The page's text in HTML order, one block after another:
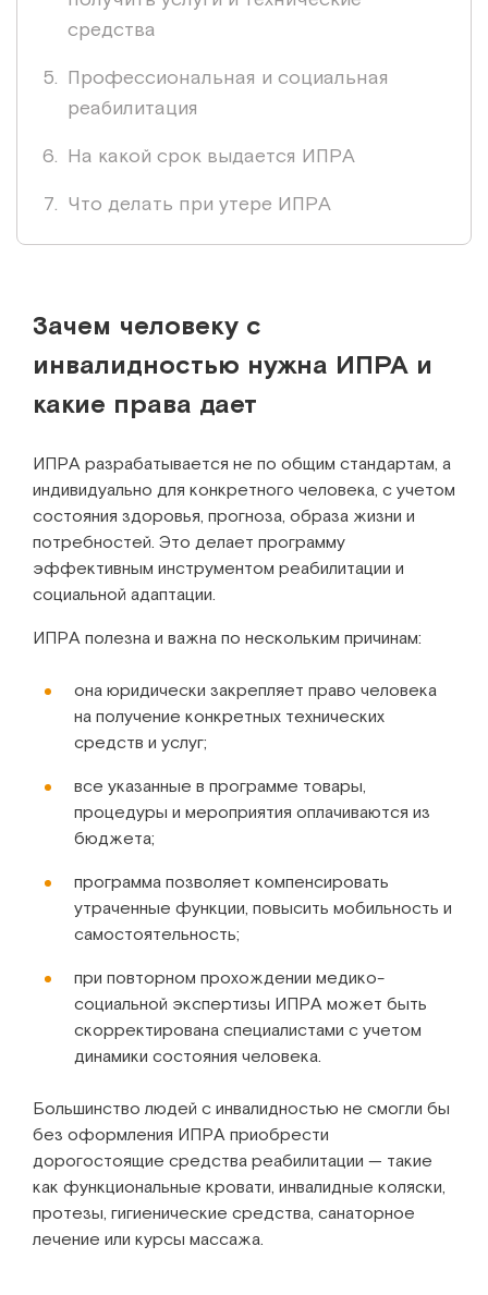
средства
Профессиональная и социальная
реабилитация
На какой срок выдается ИПРА
Что делать при утере ИПРА
Зачем человеку с
инвалидностью нужна ИПРА и
какие права дает
ИПРА разрабатывается не по общим стандартам, а
индивидуально для конкретного человека, с учетом
состояния здоровья, прогноза, образа жизни и
потребностей. Это делает программу
эффективным инструментом реабилитации и
социальной адаптации.
ИПРА полезна и важна по нескольким причинам:
она юридически закрепляет право человека
на получение конкретных технических
средств и услуг;
все указанные в программе товары,
процедуры и мероприятия оплачиваются из
бюджета;
программа позволяет компенсировать
утраченные функции, повысить мобильность и
самостоятельность;
при повторном прохождении медико-
социальной экспертизы ИПРА может быть
скорректирована специалистами с учетом
динамики состояния человека.
Большинство людей с инвалидностью не смогли бы
без оформления ИПРА приобрести
дорогостоящие средства реабилитации — такие
как функциональные кровати, инвалидные коляски,
протезы, гигиенические средства, санаторное
лечение или курсы массажа.